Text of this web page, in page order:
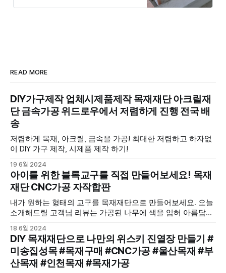
로 정확하게 재단된 목재를 받아보실
니다. 온라인에서 원하는
READ MORE
DIY가구제작 업체시제품제작 목재재단 아크릴재
단 금속가공 위드로우에서 저렴하게 진행 전국 배
송
저렴하게 목재, 아크릴, 금속을 가공! 최대한 저렴하고 하자없
이 DIY 가구 제작, 시제품 제작 하기!
19 6월 2024
아이를 위한 블록교구를 직접 만들어보세요! 목재
재단 CNC가공 자작합판
내가 원하는 형태의 교구를 목재재단으로 만들어보세요. 오늘
소개해드릴 고객님 리뷰는 가공된 나무에 색을 입혀 아름답게
18 6월 2024
DIY 목재재단으로 나만의 위스키 진열장 만들기 #
미송집성목 #목재구매 #CNC가공 #울산목재 #부
산목재 #인천목재 #목재가공